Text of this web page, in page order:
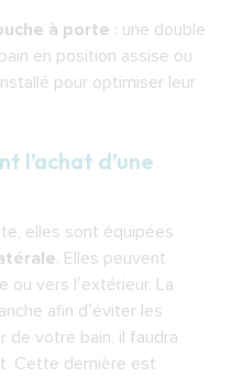
à porte : une double
en position assise ou
pour optimiser leur
l’achat d’une
, elles sont équipées
. Elles peuvent
ou vers l’extérieur. La
afin d’éviter les
de votre bain, il faudra
Cette dernière est